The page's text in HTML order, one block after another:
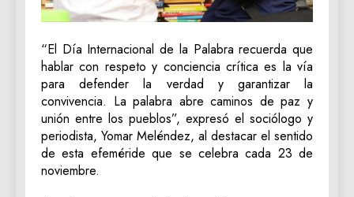
“El Día Internacional de la Palabra recuerda que
hablar con respeto y conciencia crítica es la vía
para defender la verdad y garantizar la
convivencia. La palabra abre caminos de paz y
unión entre los pueblos”, expresó el sociólogo y
periodista, Yomar Meléndez, al destacar el sentido
de esta efeméride que se celebra cada 23 de
noviembre.